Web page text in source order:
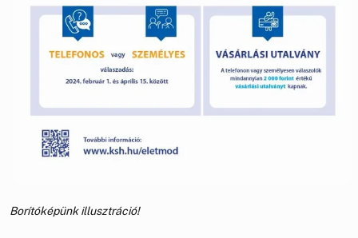
Borítóképünk illusztráció!